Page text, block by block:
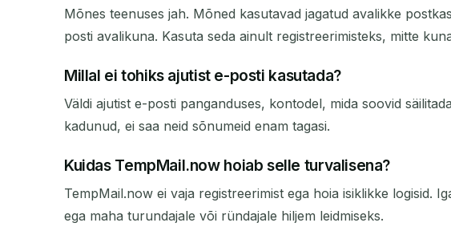
Mõnes teenuses jah. Mõned kasutavad jagatud avalikke
posti avalikuna. Kasuta seda ainult registreerimisteks, mitte
Millal ei tohiks ajutist e-posti kasutada?
Väldi ajutist e-posti panganduses, kontodel, mida soovid
kadunud, ei saa neid sõnumeid enam tagasi.
Kuidas TempMail.now hoiab selle turvalisena?
TempMail.now ei vaja registreerimist ega hoia isiklikke logisid.
ega maha turundajale või ründajale hiljem leidmiseks.